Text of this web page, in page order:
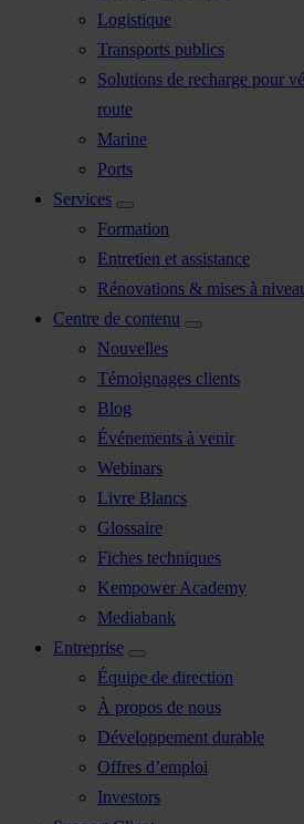
Logistique
Transports publics
Solutions de recharge pour
route
Marine
Ports
Services
Formation
Entretien et assistance
Rénovations & mises à
Centre de contenu
Nouvelles
Témoignages clients
Blog
Événements à venir
Webinars
Livre Blancs
Glossaire
Fiches techniques
Kempower Academy
Mediabank
Entreprise
Équipe de direction
À propos de nous
Développement durable
Offres d’emploi
Investors